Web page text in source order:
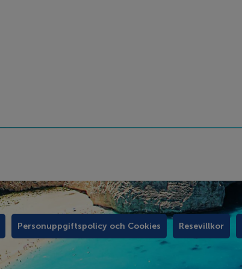
Personuppgiftspolicy och Cookies Resevillkor